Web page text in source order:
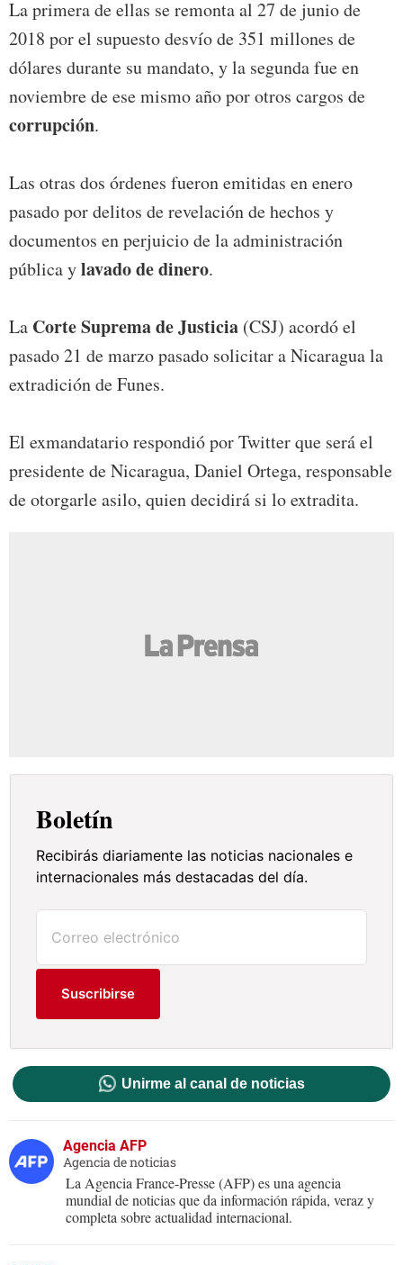
La primera de ellas se remonta al 27 de junio de
2018 por el supuesto desvío de 351 millones de
dólares durante su mandato, y la segunda fue en
noviembre de ese mismo año por otros cargos de
corrupción.
Las otras dos órdenes fueron emitidas en enero
pasado por delitos de revelación de hechos y
documentos en perjuicio de la administración
pública ylavado de dinero.
La Corte Suprema de Justicia (CSJ) acordó el
pasado 21 de marzo pasado solicitar a Nicaragua la
extradición de Funes.
El exmandatario respondió por Twitter que será el
presidente de Nicaragua, Daniel Ortega, responsable
de otorgarle asilo, quien decidirá si lo extradita.
Boletín
Recibirás diariamente las noticias nacionales e
internacionales más destacadas del día.
Suscribirse
Unirme al canal de noticias
Agencia AFP
Agencia de noticias
La Agencia France-Presse (AFP) es una agencia
mundial de noticias que da información rápida, veraz y
completa sobre actualidad internacional.